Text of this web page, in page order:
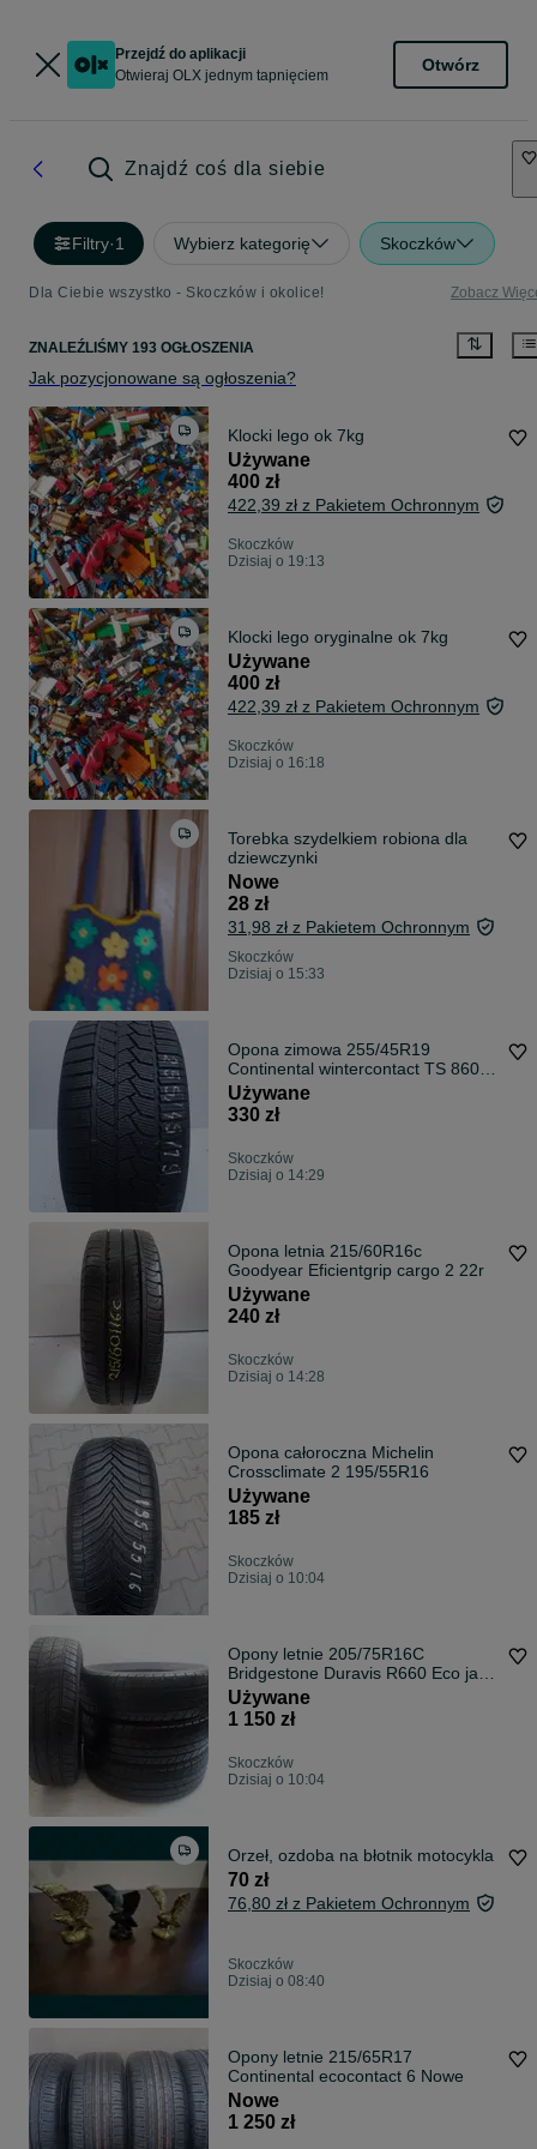
Przejdź do aplikacji
Otwieraj OLX jednym tapnięciem
Otwórz
Znajdź coś dla siebie
Filtry·1 Wybierz kategorię Skoczków
Dla Ciebie wszystko - Skoczków i okolice! Zobacz
ZNALEŹLIŚMY 193 OGŁOSZENIA
Jak pozycjonowane są ogłoszenia?
Klocki lego ok 7kg
Używane
400 zł
422,39 zł z Pakietem Ochronnym
Skoczków
Dzisiaj o 19:13
Klocki lego oryginalne ok 7kg
Używane
400 zł
422,39 zł z Pakietem Ochronnym
Skoczków
Dzisiaj o 16:18
Torebka szydelkiem robiona dla
dziewczynki
Nowe
28 zł
31,98 zł z Pakietem Ochronnym
Skoczków
Dzisiaj o 15:33
Opona zimowa 255/45R19
Continental wintercontact TS 860 S
Jak Nowa
Używane
330 zł
Skoczków
Dzisiaj o 14:29
Opona letnia 215/60R16c
Goodyear Eficientgrip cargo 2 22r
Używane
240 zł
Skoczków
Dzisiaj o 14:28
Opona całoroczna Michelin
Crossclimate 2 195/55R16
Używane
185 zł
Skoczków
Dzisiaj o 10:04
Opony letnie 205/75R16C
Bridgestone Duravis R660 Eco jak
Nowe
Używane
1 150 zł
Skoczków
Dzisiaj o 10:04
Orzeł, ozdoba na błotnik motocykla
70 zł
76,80 zł z Pakietem Ochronnym
Skoczków
Dzisiaj o 08:40
Opony letnie 215/65R17
Continental ecocontact 6 Nowe
Nowe
1 250 zł